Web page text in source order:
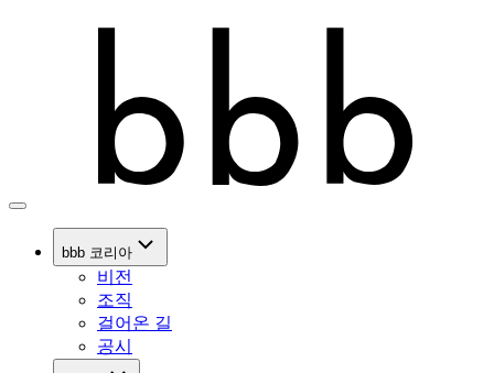
bbb 코리아
비전
조직
걸어온 길
공시